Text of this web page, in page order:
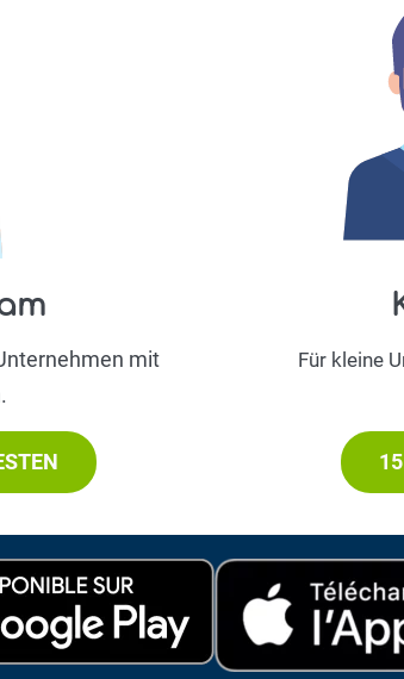
mit
Für kleine